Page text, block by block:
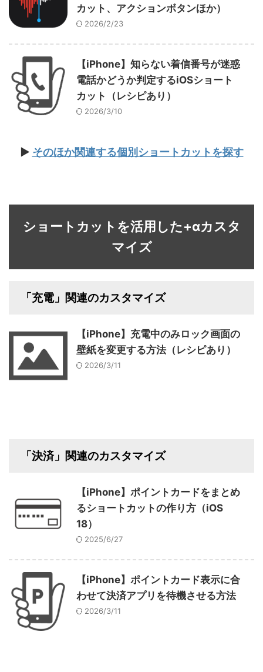
カット、アクションボタンほか）
2026/2/23
【iPhone】知らない着信番号が迷惑
電話かどうか判定するiOSショート
カット（レシピあり）
2026/3/10
▶ そのほか関連する個別ショートカットを探す
ショートカットを活用した+αカスタ
マイズ
「充電」関連のカスタマイズ
【iPhone】充電中のみロック画面の
壁紙を変更する方法（レシピあり）
2026/3/11
「決済」関連のカスタマイズ
【iPhone】ポイントカードをまとめ
るショートカットの作り方（iOS
18）
2025/6/27
【iPhone】ポイントカード表示に合
わせて決済アプリを待機させる方法
2026/3/11